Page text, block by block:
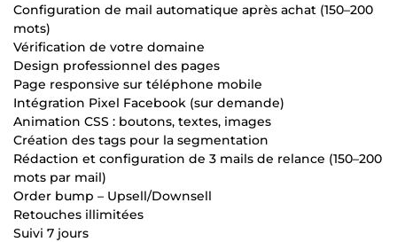
Configuration de mail automatique après achat (150–200
mots)
Vérification de votre domaine
Design professionnel des pages
Page responsive sur téléphone mobile
Intégration Pixel Facebook (sur demande)
Animation CSS : boutons, textes, images
Création des tags pour la segmentation
Rédaction et configuration de 3 mails de relance (150–200
mots par mail)
Order bump – Upsell/Downsell
Retouches illimitées
Suivi 7 jours